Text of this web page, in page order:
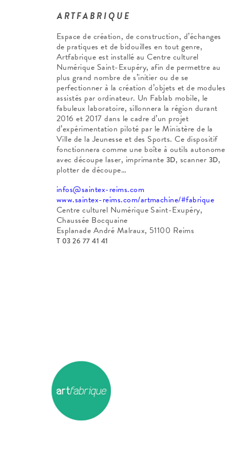
ARTFABRIQUE
Espace de création, de construction, d’échanges
de pratiques et de bidouilles en tout genre,
Artfabrique est installé au Centre culturel
Numérique Saint-Exupéry, afin de permettre au
plus grand nombre de s’initier ou de se
perfectionner à la création d’objets et de modules
assistés par ordinateur. Un Fablab mobile, le
fabuleux laboratoire, sillonnera la région durant
2016 et 2017 dans le cadre d’un projet
d’expérimentation piloté par le Ministère de la
Ville de la Jeunesse et des Sports. Ce dispositif
fonctionnera comme une boîte à outils autonome
avec découpe laser, imprimante 3D, scanner 3D,
plotter de découpe…
infos@saintex-reims.com
www.saintex-reims.com/artmachine/#fabrique
Centre culturel Numérique Saint-Exupéry,
Chaussée Bocquaine
Esplanade André Malraux, 51100 Reims
T 03 26 77 41 41